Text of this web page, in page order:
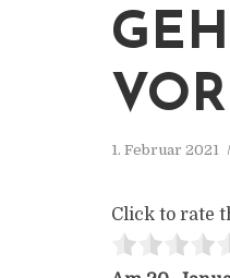
1. Februar 2021
Click to rate